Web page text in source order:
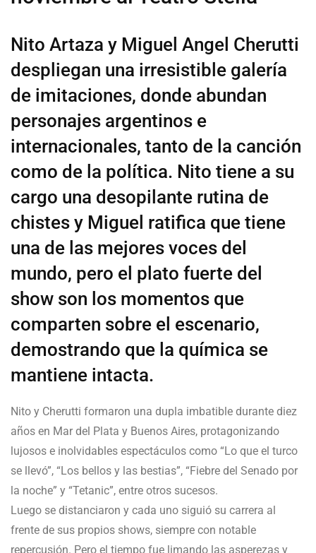
Nito Artaza y Miguel Angel Cherutti
despliegan una irresistible galería
de imitaciones, donde abundan
personajes argentinos e
internacionales, tanto de la canción
como de la política. Nito tiene a su
cargo una desopilante rutina de
chistes y Miguel ratifica que tiene
una de las mejores voces del
mundo, pero el plato fuerte del
show son los momentos que
comparten sobre el escenario,
demostrando que la química se
mantiene intacta.
Nito y Cherutti formaron una dupla imbatible durante diez
años en Mar del Plata y Buenos Aires, protagonizando
lujosos e inolvidables espectáculos como “Lo que el turco
se llevó”, “Los bellos y las bestias”, “Fiebre del Senado por
la noche” y “Tetanic”, entre otros sucesos.
Luego se distanciaron y cada uno siguió su carrera al
frente de sus propios shows, siempre con notable
repercusión. Pero el tiempo fue limando las asperezas y